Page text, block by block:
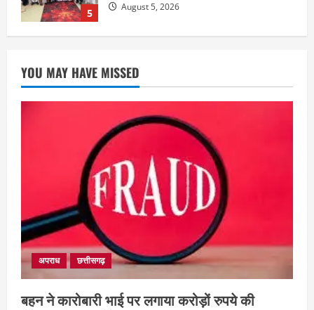
1 August 7, 2026
मोहला-मानपुर में फिर बाघ की दस्तक, बैल पर
हमले से ग्रामीणों में दहशत
August 7, 2026
3
अपराध
बहुचर्चित अंकित कश्यप हत्याकांड : 33 लोगों के
खिलाफ FIR
August 7, 2026
लाइफ स्टाइल
ग्रेटर नोएडा में दूषित पानी पीने से 100 से ज्यादा
लोग बीमार
August 6, 2026
YOU MAY HAVE MISSED
अपराध छत्तीसगढ़
बहन ने कारोबारी भाई पर लगाया करोड़ों रुपये की